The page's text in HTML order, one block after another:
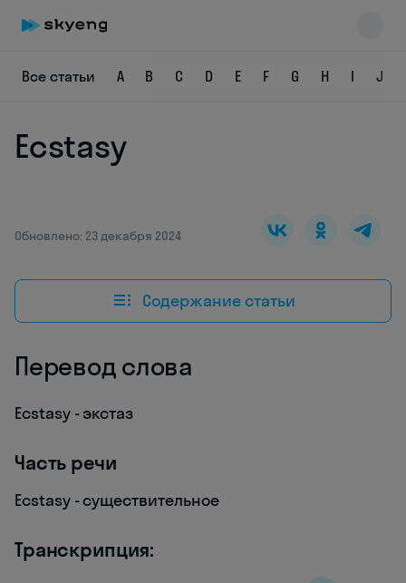
Все статьи A B C D E F G H I J
Ecstasy
Обновлено: 23 декабря 2024
Содержание статьи
Перевод слова
Ecstasy - экстаз
Часть речи
Ecstasy - существительное
Транскрипция:
Skyeng Chat